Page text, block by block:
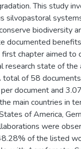
This study
silvopastoral
biodiversity
documented
chapter aimed to
research state of the
total of 58
document and
main countries in
of America,
were
of the listed